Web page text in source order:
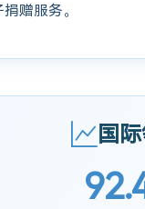
赠服务。
国